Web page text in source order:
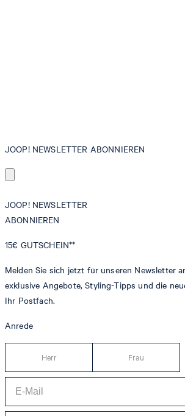
JOOP! NEWSLETTER ABONNIEREN
JOOP! NEWSLETTER
ABONNIEREN
15€ GUTSCHEIN**
Melden Sie sich jetzt für unseren Newsletter
exklusive Angebote, Styling-Tipps und die
Ihr Postfach.
Anrede
Herr Frau